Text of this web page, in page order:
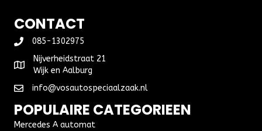
vanaf
2012
aantal
CONTACT
085-1302975
Nijverheidstraat 21
Wijk en Aalburg
info@vosautospeciaalzaak.nl
POPULAIRE CATEGORIEEN
Mercedes A automat